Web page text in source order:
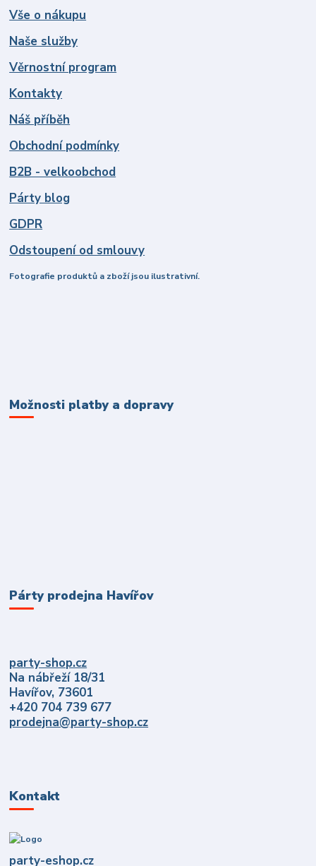
Vše o nákupu
Naše služby
Věrnostní program
Kontakty
Náš příběh
Obchodní podmínky
B2B - velkoobchod
Párty blog
GDPR
Odstoupení od smlouvy
Fotografie produktů a zboží jsou ilustrativní.
Možnosti platby a dopravy
Párty prodejna Havířov
party-shop.cz
Na nábřeží 18/31
Havířov, 73601
+420 704 739 677
prodejna@party-shop.cz
Kontakt
party-eshop.cz